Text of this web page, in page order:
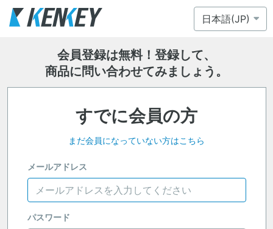
会員登録は無料！登録して、
商品に問い合わせてみましょう。
すでに会員の方
まだ会員になっていない方はこちら
メールアドレス
パスワード